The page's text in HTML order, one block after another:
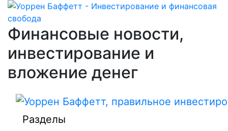
Финансовые новости,
инвестирование и
вложение денег
Разделы